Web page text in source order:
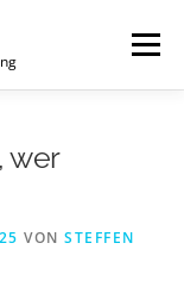
Menü
wer
VON STEFFEN